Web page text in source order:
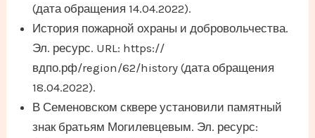
(дата обращения 14.04.2022).
История пожарной охраны и добровольчества.
Эл. ресурс. URL: https://
вдпо.рф/region/62/history (дата обращения
18.04.2022).
В Семеновском сквере установили памятный
знак братьям Могилевцевым. Эл. ресурс: